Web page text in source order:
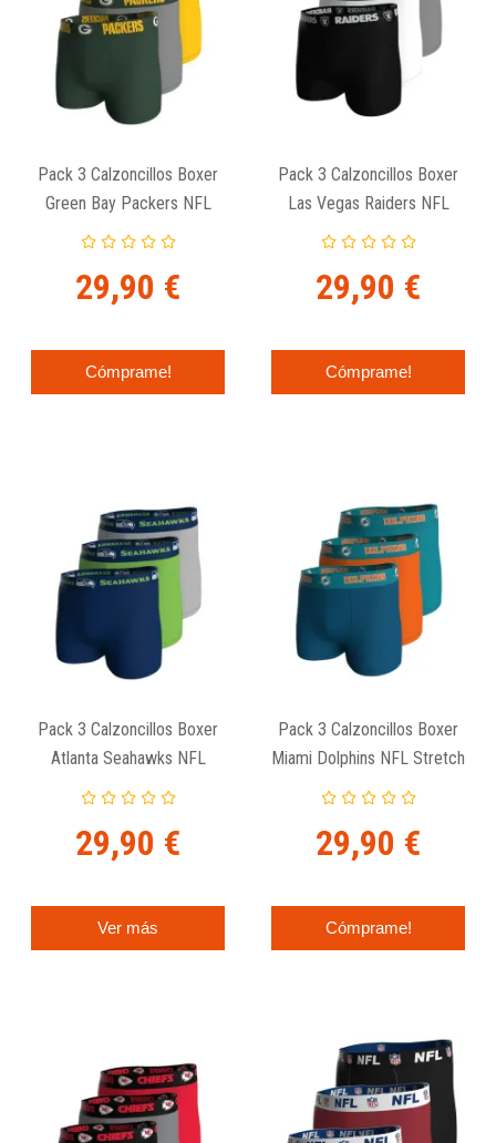
Pack 3 Calzoncillos Boxer
Green Bay Packers NFL
Stretch Cotton
29,90 €
Cómprame!
Pack 3 Calzoncillos Boxer
Las Vegas Raiders NFL
Stretch Cotton
29,90 €
Cómprame!
Pack 3 Calzoncillos Boxer
Atlanta Seahawks NFL
Stretch Cotton
29,90 €
Ver más
Pack 3 Calzoncillos Boxer
Miami Dolphins NFL Stretch
Cotton
29,90 €
Cómprame!